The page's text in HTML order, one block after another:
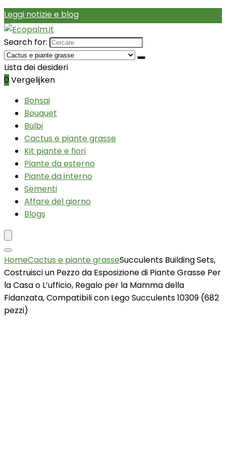
Leggi notizie e blog
Search for:
Lista dei desideri
0 Vergelijken
Bonsai
Bouquet
Bulbi
Cactus e piante grasse
Kit piante e fiori
Piante da esterno
Piante da interno
Sementi
Affare del giorno
Blogs
HomeCactus e piante grasseSucculents Building Sets,
Costruisci un Pezzo da Esposizione di Piante Grasse Per
la Casa o L’ufficio, Regalo per la Mamma della
Fidanzata, Compatibili con Lego Succulents 10309 (682
pezzi)